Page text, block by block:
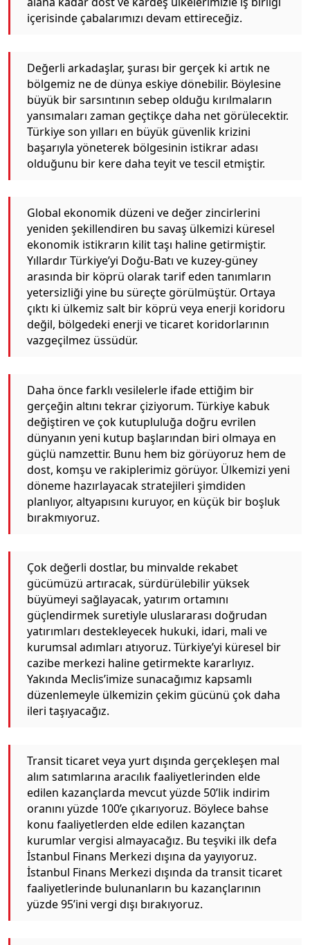
içerisinde çabalarımızı devam ettireceğiz.
Değerli arkadaşlar, şurası bir gerçek ki artık ne
bölgemiz ne de dünya eskiye dönebilir. Böylesine
büyük bir sarsıntının sebep olduğu kırılmaların
yansımaları zaman geçtikçe daha net görülecektir.
Türkiye son yılları en büyük güvenlik krizini
başarıyla yöneterek bölgesinin istikrar adası
olduğunu bir kere daha teyit ve tescil etmiştir.
Global ekonomik düzeni ve değer zincirlerini
yeniden şekillendiren bu savaş ülkemizi küresel
ekonomik istikrarın kilit taşı haline getirmiştir.
Yıllardır Türkiye’yi Doğu-Batı ve kuzey-güney
arasında bir köprü olarak tarif eden tanımların
yetersizliği yine bu süreçte görülmüştür. Ortaya
çıktı ki ülkemiz salt bir köprü veya enerji koridoru
değil, bölgedeki enerji ve ticaret koridorlarının
vazgeçilmez üssüdür.
Daha önce farklı vesilelerle ifade ettiğim bir
gerçeğin altını tekrar çiziyorum. Türkiye kabuk
değiştiren ve çok kutupluluğa doğru evrilen
dünyanın yeni kutup başlarından biri olmaya en
güçlü namzettir. Bunu hem biz görüyoruz hem de
dost, komşu ve rakiplerimiz görüyor. Ülkemizi yeni
döneme hazırlayacak stratejileri şimdiden
planlıyor, altyapısını kuruyor, en küçük bir boşluk
bırakmıyoruz.
Çok değerli dostlar, bu minvalde rekabet
gücümüzü artıracak, sürdürülebilir yüksek
büyümeyi sağlayacak, yatırım ortamını
güçlendirmek suretiyle uluslararası doğrudan
yatırımları destekleyecek hukuki, idari, mali ve
kurumsal adımları atıyoruz. Türkiye’yi küresel bir
cazibe merkezi haline getirmekte kararlıyız.
Yakında Meclis’imize sunacağımız kapsamlı
düzenlemeyle ülkemizin çekim gücünü çok daha
ileri taşıyacağız.
Transit ticaret veya yurt dışında gerçekleşen mal
alım satımlarına aracılık faaliyetlerinden elde
edilen kazançlarda mevcut yüzde 50’lik indirim
oranını yüzde 100’e çıkarıyoruz. Böylece bahse
konu faaliyetlerden elde edilen kazançtan
kurumlar vergisi almayacağız. Bu teşviki ilk defa
İstanbul Finans Merkezi dışına da yayıyoruz.
İstanbul Finans Merkezi dışında da transit ticaret
faaliyetlerinde bulunanların bu kazançlarının
yüzde 95’ini vergi dışı bırakıyoruz.